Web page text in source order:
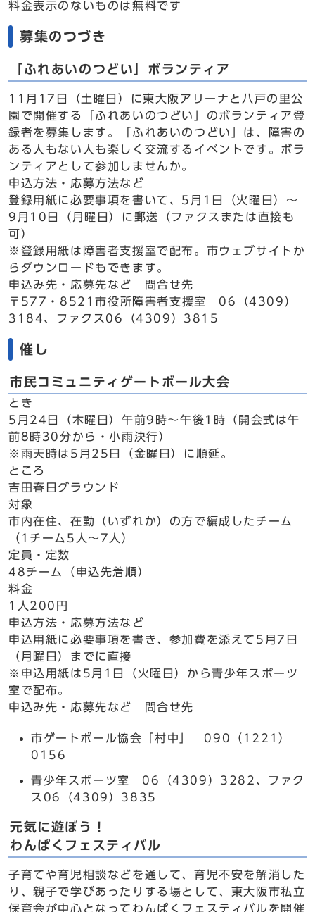
料金表示のないものは無料です
募集のつづき
「ふれあいのつどい」ボランティア
11月17日（土曜日）に東大阪アリーナと八戸の里公
園で開催する「ふれあいのつどい」のボランティア登
録者を募集します。「ふれあいのつどい」は、障害の
ある人もない人も楽しく交流するイベントです。ボラ
ンティアとして参加しませんか。
申込方法・応募方法など
登録用紙に必要事項を書いて、5月1日（火曜日）～
9月10日（月曜日）に郵送（ファクスまたは直接も
可）
※登録用紙は障害者支援室で配布。市ウェブサイトか
らダウンロードもできます。
申込み先・応募先など 問合せ先
〒577・8521市役所障害者支援室 06（4309）
3184、ファクス06（4309）3815
催し
市民コミュニティゲートボール大会
とき
5月24日（木曜日）午前9時～午後1時（開会式は午
前8時30分から・小雨決行）
※雨天時は5月25日（金曜日）に順延。
ところ
吉田春日グラウンド
対象
市内在住、在勤（いずれか）の方で編成したチーム
（1チーム5人～7人）
定員・定数
48チーム（申込先着順）
料金
1人200円
申込方法・応募方法など
申込用紙に必要事項を書き、参加費を添えて5月7日
（月曜日）までに直接
※申込用紙は5月1日（火曜日）から青少年スポーツ
室で配布。
申込み先・応募先など 問合せ先
市ゲートボール協会「村中」 090（1221）
0156
青少年スポーツ室 06（4309）3282、ファク
ス06（4309）3835
元気に遊ぼう！
わんぱくフェスティバル
子育てや育児相談などを通して、育児不安を解消した
り、親子で学びあったりする場として、東大阪市私立
保育会が中心となってわんぱくフェスティバルを開催